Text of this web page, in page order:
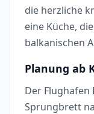
die herzliche
eine Küche,
balkanischen
Planung ab
Der
Sprungbrett